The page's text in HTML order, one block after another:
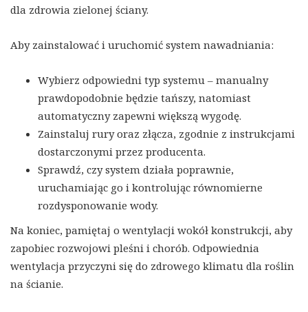
dla zdrowia zielonej ściany.
Aby zainstalować i uruchomić system nawadniania:
Wybierz odpowiedni typ systemu – manualny
prawdopodobnie będzie tańszy, natomiast
automatyczny zapewni większą wygodę.
Zainstaluj rury oraz złącza, zgodnie z instrukcjami
dostarczonymi przez producenta.
Sprawdź, czy system działa poprawnie,
uruchamiając go i kontrolując równomierne
rozdysponowanie wody.
Na koniec, pamiętaj o wentylacji wokół konstrukcji, aby
zapobiec rozwojowi pleśni i chorób. Odpowiednia
wentylacja przyczyni się do zdrowego klimatu dla roślin
na ścianie.